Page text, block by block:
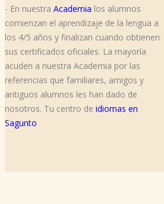
- En nuestra Academia los alumnos
comienzan el aprendizaje de la lengua a
los 4/5 años y finalizan cuando obtienen
sus certificados oficiales. La mayoría
acuden a nuestra Academia por las
referencias que familiares, amigos y
antiguos alumnos les han dado de
nosotros. Tu centro de idiomas en
Sagunto